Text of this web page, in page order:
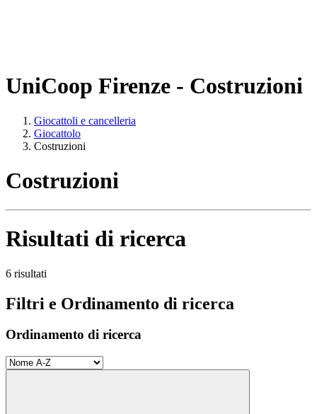
UniCoop Firenze - Costruzioni
Giocattoli e cancelleria
Giocattolo
Costruzioni
Costruzioni
Risultati di ricerca
6 risultati
Filtri e Ordinamento di ricerca
Ordinamento di ricerca